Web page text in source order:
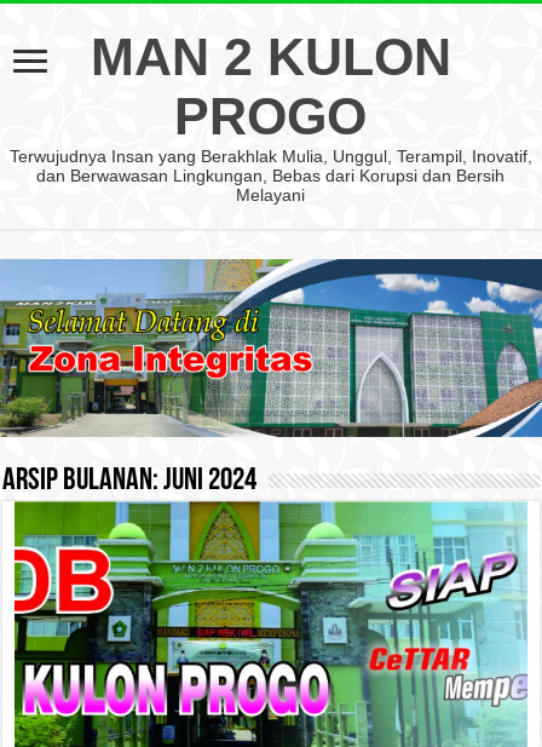
MAN 2 KULON
PROGO
Terwujudnya Insan yang Berakhlak Mulia, Unggul, Terampil, Inovatif,
dan Berwawasan Lingkungan, Bebas dari Korupsi dan Bersih
Melayani
Arsip Bulanan:Juni 2024